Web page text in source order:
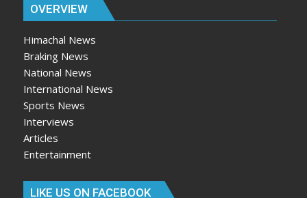
OVERVIEW
Himachal News
Braking News
National News
International News
Sports News
Interviews
Articles
Entertainment
LIKE US ON FACEBOOK